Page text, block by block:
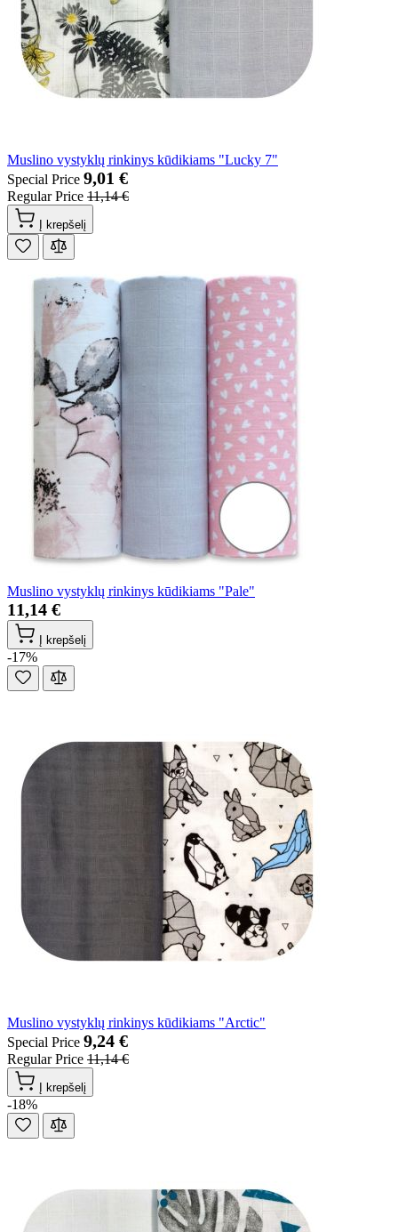
Muslino vystyklų rinkinys kūdikiams "Lucky 7"
Special Price 9,01 €
Regular Price 11,14 €
Į krepšelį
Muslino vystyklų rinkinys kūdikiams "Pale"
11,14 €
Į krepšelį
-17%
Muslino vystyklų rinkinys kūdikiams "Arctic"
Special Price 9,24 €
Regular Price 11,14 €
Į krepšelį
-18%